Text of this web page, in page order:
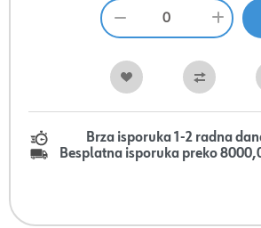
Brza isporuka 1-2 radna
Besplatna isporuka preko